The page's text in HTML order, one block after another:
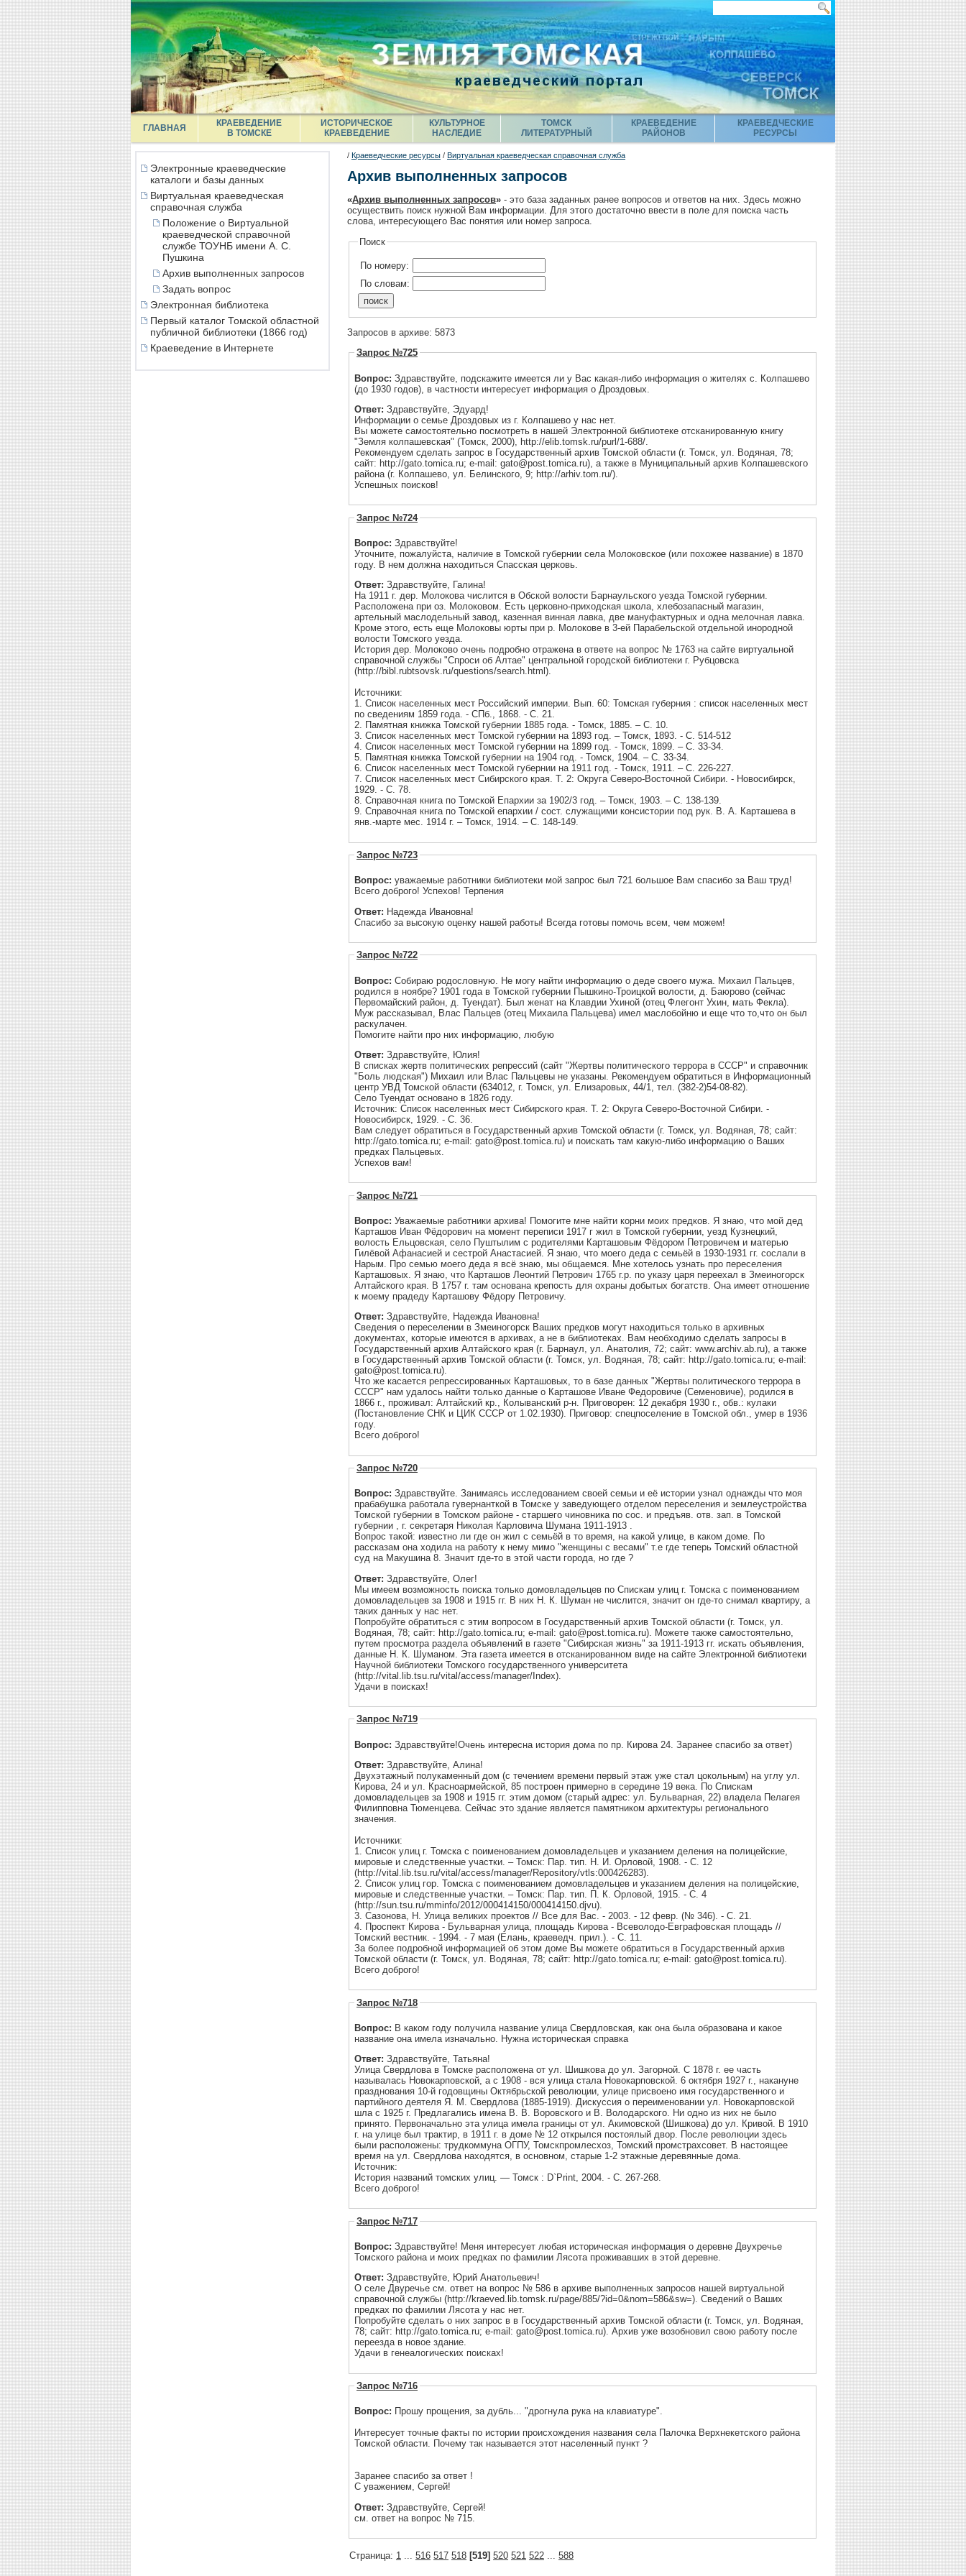
ГЛАВНАЯ
КРАЕВЕДЕНИЕ
В ТОМСКЕ
ИСТОРИЧЕСКОЕ
КРАЕВЕДЕНИЕ
КУЛЬТУРНОЕ
НАСЛЕДИЕ
ТОМСК
ЛИТЕРАТУРНЫЙ
КРАЕВЕДЕНИЕ
РАЙОНОВ
КРАЕВЕДЧЕСКИЕ
РЕСУРСЫ
Электронные краеведческие
каталоги и базы данных
Виртуальная краеведческая
справочная служба
Положение о Виртуальной
краеведческой справочной
службе ТОУНБ имени А. С.
Пушкина
Архив выполненных запросов
Задать вопрос
Электронная библиотека
Первый каталог Томской областной
публичной библиотеки (1866 год)
Краеведение в Интернете
/ Краеведческие ресурсы / Виртуальная краеведческая справочная служба
Архив выполненных запросов
«Архив выполненных запросов» - это база заданных ранее вопросов и ответов на них. Здесь можно
осуществить поиск нужной Вам информации. Для этого достаточно ввести в поле для поиска часть
слова, интересующего Вас понятия или номер запроса.
Поиск
По номеру:
По словам:
Запросов в архиве: 5873
Запрос №725
Вопрос: Здравствуйте, подскажите имеется ли у Вас какая-либо информация о жителях с. Колпашево
(до 1930 годов), в частности интересует информация о Дроздовых.
Ответ: Здравствуйте, Эдуард!
Информации о семье Дроздовых из г. Колпашево у нас нет.
Вы можете самостоятельно посмотреть в нашей Электронной библиотеке отсканированную книгу
"Земля колпашевская" (Томск, 2000), http://elib.tomsk.ru/purl/1-688/.
Рекомендуем сделать запрос в Государственный архив Томской области (г. Томск, ул. Водяная, 78;
сайт: http://gato.tomica.ru; e-mail: gato@post.tomica.ru), а также в Муниципальный архив Колпашевского
района (г. Колпашево, ул. Белинского, 9; http://arhiv.tom.ru/).
Успешных поисков!
Запрос №724
Вопрос: Здравствуйте!
Уточните, пожалуйста, наличие в Томской губернии села Молоковское (или похожее название) в 1870
году. В нем должна находиться Спасская церковь.
Ответ: Здравствуйте, Галина!
На 1911 г. дер. Молокова числится в Обской волости Барнаульского уезда Томской губернии.
Расположена при оз. Молоковом. Есть церковно-приходская школа, хлебозапасный магазин,
артельный маслодельный завод, казенная винная лавка, две мануфактурных и одна мелочная лавка.
Кроме этого, есть еще Молоковы юрты при р. Молокове в 3-ей Парабельской отдельной инородной
волости Томского уезда.
История дер. Молоково очень подробно отражена в ответе на вопрос № 1763 на сайте виртуальной
справочной службы "Спроси об Алтае" центральной городской библиотеки г. Рубцовска
(http://bibl.rubtsovsk.ru/questions/search.html).
Источники:
1. Список населенных мест Российский империи. Вып. 60: Томская губерния : список населенных мест
по сведениям 1859 года. - СПб., 1868. - С. 21.
2. Памятная книжка Томской губернии 1885 года. - Томск, 1885. – С. 10.
3. Список населенных мест Томской губернии на 1893 год. – Томск, 1893. - С. 514-512
4. Список населенных мест Томской губернии на 1899 год. - Томск, 1899. – С. 33-34.
5. Памятная книжка Томской губернии на 1904 год. - Томск, 1904. – С. 33-34.
6. Список населенных мест Томской губернии на 1911 год. - Томск, 1911. – С. 226-227.
7. Список населенных мест Сибирского края. Т. 2: Округа Северо-Восточной Сибири. - Новосибирск,
1929. - С. 78.
8. Справочная книга по Томской Епархии за 1902/3 год. – Томск, 1903. – С. 138-139.
9. Справочная книга по Томской епархии / сост. служащими консистории под рук. В. А. Карташева в
янв.-марте мес. 1914 г. – Томск, 1914. – С. 148-149.
Запрос №723
Вопрос: уважаемые работники библиотеки мой запрос был 721 большое Вам спасибо за Ваш труд!
Всего доброго! Успехов! Терпения
Ответ: Надежда Ивановна!
Спасибо за высокую оценку нашей работы! Всегда готовы помочь всем, чем можем!
Запрос №722
Вопрос: Собираю родословную. Не могу найти информацию о деде своего мужа. Михаил Пальцев,
родился в ноябре? 1901 года в Томской губернии Пышкино-Троицкой волости, д. Баюрово (сейчас
Первомайский район, д. Туендат). Был женат на Клавдии Ухиной (отец Флегонт Ухин, мать Фекла).
Муж рассказывал, Влас Пальцев (отец Михаила Пальцева) имел маслобойню и еще что то,что он был
раскулачен.
Помогите найти про них информацию, любую
Ответ: Здравствуйте, Юлия!
В списках жертв политических репрессий (сайт "Жертвы политического террора в СССР" и справочник
"Боль людская") Михаил или Влас Пальцевы не указаны. Рекомендуем обратиться в Информационный
центр УВД Томской области (634012, г. Томск, ул. Елизаровых, 44/1, тел. (382-2)54-08-82).
Село Туендат основано в 1826 году.
Источник: Список населенных мест Сибирского края. Т. 2: Округа Северо-Восточной Сибири. -
Новосибирск, 1929. - С. 36.
Вам следует обратиться в Государственный архив Томской области (г. Томск, ул. Водяная, 78; сайт:
http://gato.tomica.ru; e-mail: gato@post.tomica.ru) и поискать там какую-либо информацию о Ваших
предках Пальцевых.
Успехов вам!
Запрос №721
Вопрос: Уважаемые работники архива! Помогите мне найти корни моих предков. Я знаю, что мой дед
Карташов Иван Фёдорович на момент переписи 1917 г жил в Томской губернии, уезд Кузнецкий,
волость Ельцовская, село Пуштылим с родителями Карташовым Фёдором Петровичем и матерью
Гилёвой Афанасией и сестрой Анастасией. Я знаю, что моего деда с семьёй в 1930-1931 гг. сослали в
Нарым. Про семью моего деда я всё знаю, мы общаемся. Мне хотелось узнать про переселения
Карташовых. Я знаю, что Карташов Леонтий Петрович 1765 г.р. по указу царя переехал в Змеиногорск
Алтайского края. В 1757 г. там основана крепость для охраны добытых богатств. Она имеет отношение
к моему прадеду Карташову Фёдору Петровичу.
Ответ: Здравствуйте, Надежда Ивановна!
Сведения о переселении в Змеиногорск Ваших предков могут находиться только в архивных
документах, которые имеются в архивах, а не в библиотеках. Вам необходимо сделать запросы в
Государственный архив Алтайского края (г. Барнаул, ул. Анатолия, 72; сайт: www.archiv.ab.ru), а также
в Государственный архив Томской области (г. Томск, ул. Водяная, 78; сайт: http://gato.tomica.ru; e-mail:
gato@post.tomica.ru).
Что же касается репрессированных Карташовых, то в базе данных "Жертвы политического террора в
СССР" нам удалось найти только данные о Карташове Иване Федоровиче (Семеновиче), родился в
1866 г., проживал: Алтайский кр., Колыванский р-н. Приговорен: 12 декабря 1930 г., обв.: кулаки
(Постановление СНК и ЦИК СССР от 1.02.1930). Приговор: спецпоселение в Томской обл., умер в 1936
году.
Всего доброго!
Запрос №720
Вопрос: Здравствуйте. Занимаясь исследованием своей семьи и её истории узнал однажды что моя
прабабушка работала гувернанткой в Томске у заведующего отделом переселения и землеустройства
Томской губернии в Томском районе - старшего чиновника по сос. и предъяв. отв. зап. в Томской
губернии , г. секретаря Николая Карловича Шумана 1911-1913 .
Вопрос такой: известно ли где он жил с семьёй в то время, на какой улице, в каком доме. По
рассказам она ходила на работу к нему мимо "женщины с весами" т.е где теперь Томский областной
суд на Макушина 8. Значит где-то в этой части города, но где ?
Ответ: Здравствуйте, Олег!
Мы имеем возможность поиска только домовладельцев по Спискам улиц г. Томска с поименованием
домовладельцев за 1908 и 1915 гг. В них Н. К. Шуман не числится, значит он где-то снимал квартиру, а
таких данных у нас нет.
Попробуйте обратиться с этим вопросом в Государственный архив Томской области (г. Томск, ул.
Водяная, 78; сайт: http://gato.tomica.ru; e-mail: gato@post.tomica.ru). Можете также самостоятельно,
путем просмотра раздела объявлений в газете "Сибирская жизнь" за 1911-1913 гг. искать объявления,
данные Н. К. Шуманом. Эта газета имеется в отсканированном виде на сайте Электронной библиотеки
Научной библиотеки Томского государственного университета
(http://vital.lib.tsu.ru/vital/access/manager/Index).
Удачи в поисках!
Запрос №719
Вопрос:
Здравствуйте!Очень интересна история дома по пр. Кирова 24. Заранее спасибо за ответ)
Ответ: Здравствуйте, Алина!
Двухэтажный полукаменный дом (с течением времени первый этаж уже стал цокольным) на углу ул.
Кирова, 24 и ул. Красноармейской, 85 построен примерно в середине 19 века. По Спискам
домовладельцев за 1908 и 1915 гг. этим домом (старый адрес: ул. Бульварная, 22) владела Пелагея
Филипповна Тюменцева. Сейчас это здание является памятником архитектуры регионального
значения.
Источники:
1. Список улиц г. Томска с поименованием домовладельцев и указанием деления на полицейские,
мировые и следственные участки. – Томск: Пар. тип. Н. И. Орловой, 1908. - С. 12
(http://vital.lib.tsu.ru/vital/access/manager/Repository/vtls:000426283).
2. Список улиц гор. Томска с поименованием домовладельцев и указанием деления на полицейские,
мировые и следственные участки. – Томск: Пар. тип. П. К. Орловой, 1915. - С. 4
(http://sun.tsu.ru/mminfo/2012/000414150/000414150.djvu).
3. Сазонова, Н. Улица великих проектов // Все для Вас. - 2003. - 12 февр. (№ 346). - С. 21.
4. Проспект Кирова - Бульварная улица, площадь Кирова - Всеволодо-Евграфовская площадь //
Томский вестник. - 1994. - 7 мая (Елань, краеведч. прил.). - С. 11.
За более подробной информацией об этом доме Вы можете обратиться в Государственный архив
Томской области (г. Томск, ул. Водяная, 78; сайт: http://gato.tomica.ru; e-mail: gato@post.tomica.ru).
Всего доброго!
Запрос №718
Вопрос: В каком году получила название улица Свердловская, как она была образована и какое
название она имела изначально. Нужна историческая справка
Ответ: Здравствуйте, Татьяна!
Улица Свердлова в Томске расположена от ул. Шишкова до ул. Загорной. С 1878 г. ее часть
называлась Новокарповской, а с 1908 - вся улица стала Новокарповской. 6 октября 1927 г., накануне
празднования 10-й годовщины Октябрьской революции, улице присвоено имя государственного и
партийного деятеля Я. М. Свердлова (1885-1919). Дискуссия о переименовании ул. Новокарповской
шла с 1925 г. Предлагались имена В. В. Воровского и В. Володарского. Ни одно из них не было
принято. Первоначально эта улица имела границы от ул. Акимовской (Шишкова) до ул. Кривой. В 1910
г. на улице был трактир, в 1911 г. в доме № 12 открылся постоялый двор. После революции здесь
были расположены: трудкоммуна ОГПУ, Томскпромлесхоз, Томский промстрахсовет. В настоящее
время на ул. Свердлова находятся, в основном, старые 1-2 этажные деревянные дома.
Источник:
История названий томских улиц. — Томск : D`Print, 2004. - С. 267-268.
Всего доброго!
Запрос №717
Вопрос: Здравствуйте! Меня интересует любая историческая информация о деревне Двухречье
Томского района и моих предках по фамилии Лясота проживавших в этой деревне.
Ответ: Здравствуйте, Юрий Анатольевич!
О селе Двуречье см. ответ на вопрос № 586 в архиве выполненных запросов нашей виртуальной
справочной службы (http://kraeved.lib.tomsk.ru/page/885/?id=0&nom=586&sw=). Сведений о Ваших
предках по фамилии Лясота у нас нет.
Попробуйте сделать о них запрос в в Государственный архив Томской области (г. Томск, ул. Водяная,
78; сайт: http://gato.tomica.ru; e-mail: gato@post.tomica.ru). Архив уже возобновил свою работу после
переезда в новое здание.
Удачи в генеалогических поисках!
Запрос №716
Вопрос: Прошу прощения, за дубль... "дрогнула рука на клавиатуре".
Интересует точные факты по истории происхождения названия села Палочка Верхнекетского района
Томской области. Почему так называется этот населенный пункт ?
Заранее спасибо за ответ !
С уважением, Сергей!
Ответ: Здравствуйте, Сергей!
см. ответ на вопрос № 715.
Страница: 1 ... 516 517 518 [519] 520 521 522 ... 588